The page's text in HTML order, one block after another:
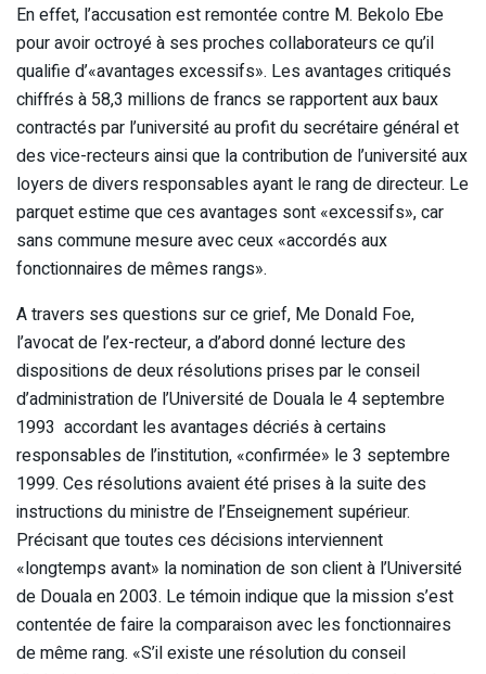
En effet, l’accusation est remontée contre M. Bekolo Ebe
pour avoir octroyé à ses proches collaborateurs ce qu’il
qualifie d’«avantages excessifs». Les avantages critiqués
chiffrés à 58,3 millions de francs se rapportent aux baux
contractés par l’université au profit du secrétaire général et
des vice-recteurs ainsi que la contribution de l’université aux
loyers de divers responsables ayant le rang de directeur. Le
parquet estime que ces avantages sont «excessifs», car
sans commune mesure avec ceux «accordés aux
fonctionnaires de mêmes rangs».
A travers ses questions sur ce grief, Me Donald Foe,
l’avocat de l’ex-recteur, a d’abord donné lecture des
dispositions de deux résolutions prises par le conseil
d’administration de l’Université de Douala le 4 septembre
1993 accordant les avantages décriés à certains
responsables de l’institution, «confirmée» le 3 septembre
1999. Ces résolutions avaient été prises à la suite des
instructions du ministre de l’Enseignement supérieur.
Précisant que toutes ces décisions interviennent
«longtemps avant» la nomination de son client à l’Université
de Douala en 2003. Le témoin indique que la mission s’est
contentée de faire la comparaison avec les fonctionnaires
de même rang. «S’il existe une résolution du conseil